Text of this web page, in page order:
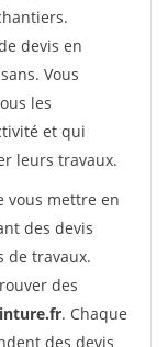
devis en
Vous
les
et qui
leurs travaux.
vous mettre en
des devis
de travaux.
des
. Chaque
des devis